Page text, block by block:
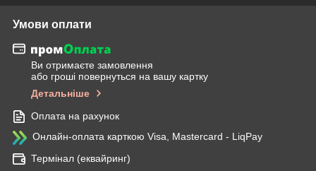
Умови оплати
Ви отримаєте замовлення
або гроші повернуться на вашу картку
Детальніше
Оплата на рахунок
Онлайн-оплата карткою Visa, Mastercard - LiqPay
Термінал (еквайринг)